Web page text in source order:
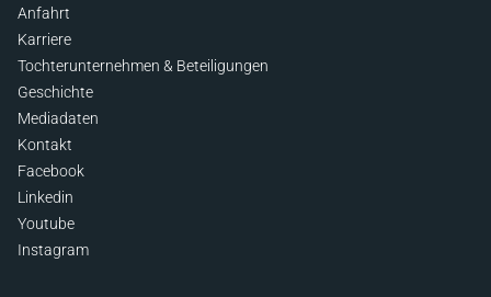
Anfahrt
Karriere
Tochterunternehmen & Beteiligungen
Geschichte
Mediadaten
Kontakt
Facebook
Linkedin
Youtube
Instagram